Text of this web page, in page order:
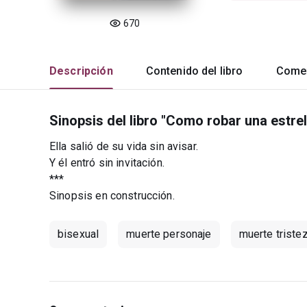
670
Descripción Contenido del libro
Sinopsis del libro "Como robar una
Ella salió de su vida sin avisar.
Y él entró sin invitación.
***
Sinopsis en construcción.
bisexual muerte personaje muerte